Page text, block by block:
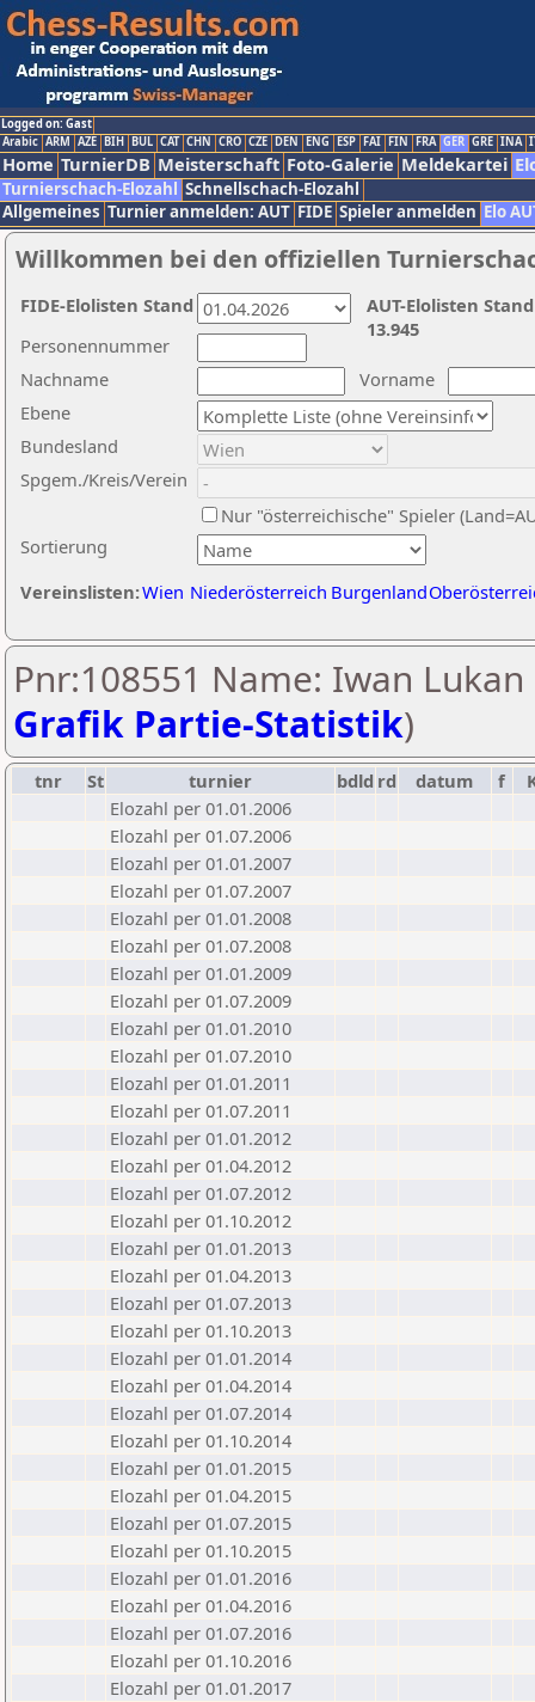
Logged on: Gast
Arabic ARM AZE BIH BUL CAT CHN CRO CZE DEN ENG ESP FAI FIN FRA GER GRE INA
Home TurnierDB Meisterschaft Foto-Galerie Meldekartei
Turnierschach-Elozahl Schnellschach-Elozahl
Allgemeines Turnier anmelden: AUT FIDE Spieler anmelden Elo
Willkommen bei den offiziellen
Nachname
Vorname
Ebene
Sortierung
Personennummer
Bundesland
Spgem./Kreis/Verein
Nur "österreichische" Spieler
Vereinslisten:Wien Niederösterreich Burgenland
AUT-Elolisten
13.945
FIDE-Elolisten Stand
Pnr:108551 Name: Iwan Lukan
Grafik Partie-Statistik)
tnr St turnier bdld rd datum f
Elozahl per 01.01.2006
Elozahl per 01.07.2006
Elozahl per 01.01.2007
Elozahl per 01.07.2007
Elozahl per 01.01.2008
Elozahl per 01.07.2008
Elozahl per 01.01.2009
Elozahl per 01.07.2009
Elozahl per 01.01.2010
Elozahl per 01.07.2010
Elozahl per 01.01.2011
Elozahl per 01.07.2011
Elozahl per 01.01.2012
Elozahl per 01.04.2012
Elozahl per 01.07.2012
Elozahl per 01.10.2012
Elozahl per 01.01.2013
Elozahl per 01.04.2013
Elozahl per 01.07.2013
Elozahl per 01.10.2013
Elozahl per 01.01.2014
Elozahl per 01.04.2014
Elozahl per 01.07.2014
Elozahl per 01.10.2014
Elozahl per 01.01.2015
Elozahl per 01.04.2015
Elozahl per 01.07.2015
Elozahl per 01.10.2015
Elozahl per 01.01.2016
Elozahl per 01.04.2016
Elozahl per 01.07.2016
Elozahl per 01.10.2016
Elozahl per 01.01.2017